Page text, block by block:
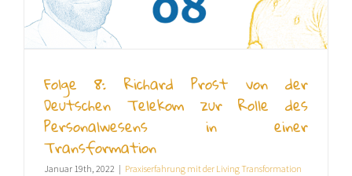
Folge 8: Richard Prost von der
Deutschen Telekom zur Rolle des
Personalwesens in einer
Transformation
Januar 19th, 2022 | Praxiserfahrung mit der Living Transformation